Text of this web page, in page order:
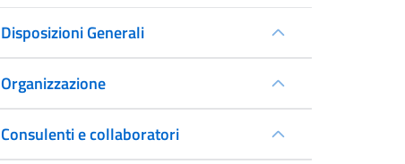
Disposizioni Generali
Organizzazione
Consulenti e collaboratori